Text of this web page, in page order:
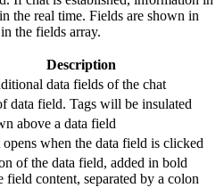
the real time. Fields are shown in
the fields array.
Description
data fields of the chat
data field. Tags will be insulated
above a data field
when the data field is clicked
of the data field, added in bold
field content, separated by a colon